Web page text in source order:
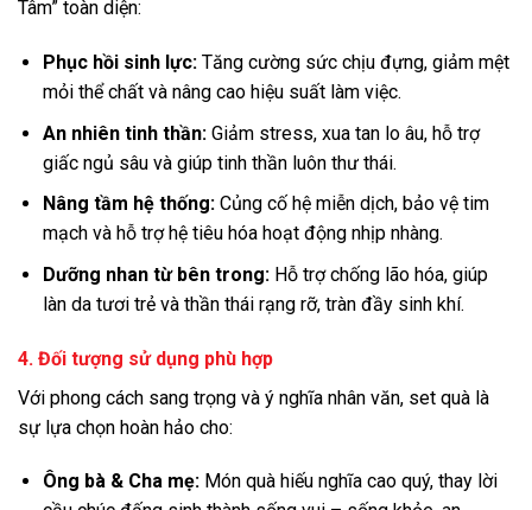
Tâm” toàn diện:
Phục hồi sinh lực:Tăng cường sức chịu đựng, giảm mệt
mỏi thể chất và nâng cao hiệu suất làm việc.
An nhiên tinh thần:Giảm stress, xua tan lo âu, hỗ trợ
giấc ngủ sâu và giúp tinh thần luôn thư thái.
Nâng tầm hệ thống:Củng cố hệ miễn dịch, bảo vệ tim
mạch và hỗ trợ hệ tiêu hóa hoạt động nhịp nhàng.
Dưỡng nhan từ bên trong:Hỗ trợ chống lão hóa, giúp
làn da tươi trẻ và thần thái rạng rỡ, tràn đầy sinh khí.
4. Đối tượng sử dụng phù hợp
Với phong cách sang trọng và ý nghĩa nhân văn, set quà là
sự lựa chọn hoàn hảo cho:
Ông bà & Cha mẹ:Món quà hiếu nghĩa cao quý, thay lời